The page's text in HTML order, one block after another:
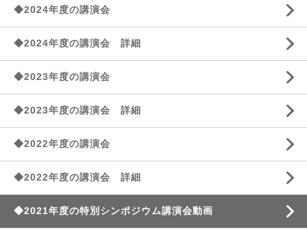
◆2024年度の講演会
◆2024年度の講演会 詳細
◆2023年度の講演会
◆2023年度の講演会 詳細
◆2022年度の講演会
◆2022年度の講演会 詳細
◆2021年度の特別シンポジウム講演会動画